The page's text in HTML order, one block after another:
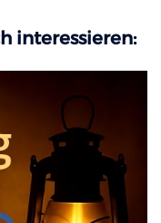
interessieren: